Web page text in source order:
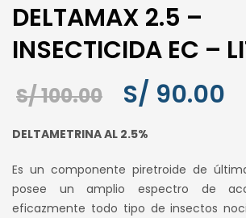
DELTAMAX 2.5 –
INSECTICIDA EC –
S/100.00
El
original
era:
S/ 100.00.
S/ 90.00
DELTAMETRINA AL 2.5%
Es un componente piretroide de
posee un amplio espectro de
eficazmente todo tipo de insectos